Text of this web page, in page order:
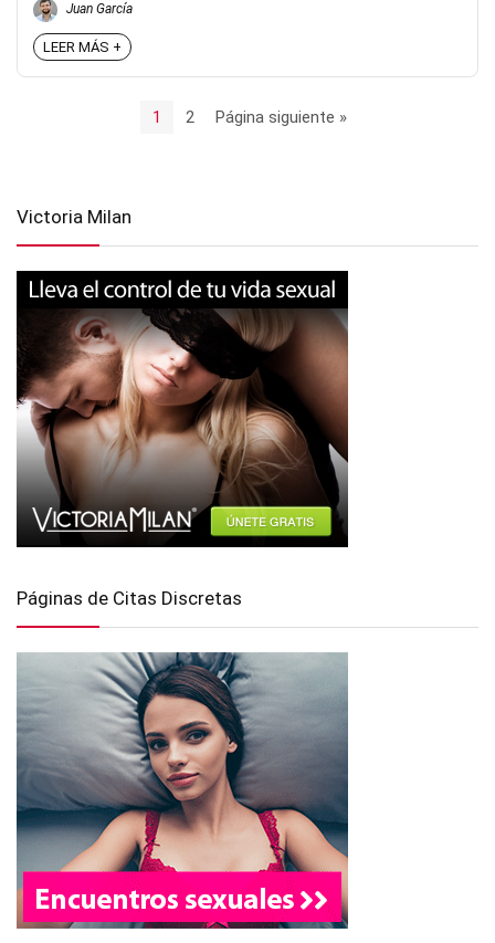
Juan García
LEER MÁS +
1 2 Página siguiente »
Victoria Milan
Páginas de Citas Discretas